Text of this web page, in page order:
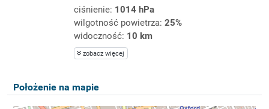
ciśnienie: 1014 hPa
wilgotność powietrza: 25%
widoczność: 10 km
zobacz więcej
Położenie na mapie